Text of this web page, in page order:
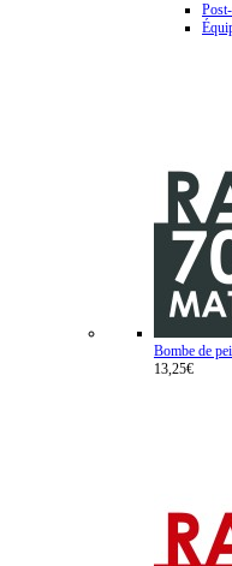
Bombe de
13,25€